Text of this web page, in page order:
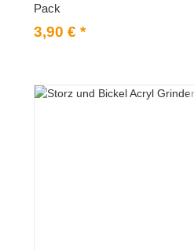
Pack
3,90 € *